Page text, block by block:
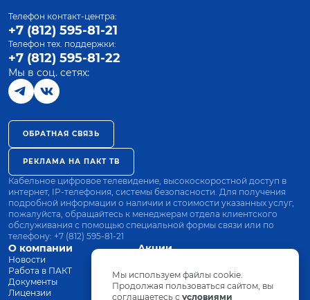
О компании
Новости
Работа в ПАКТ
Документы
Лицензии
Акции
Оплата
Оборудование
Телефон контакт-центра:
+7 (812) 595-81-21
Телефон тех. поддержки:
+7 (812) 595-81-22
Мы в соц. сетях:
ОБРАТНАЯ СВЯЗЬ
РЕКЛАМА НА ПАКТ ТВ
Кабельное цифровое телевидение, высокоскоростной доступ в
интернет, IP-телефония, системы безопасности. Для получения
подробной информации о наличии и стоимости указанных услуг,
пожалуйста, обращайтесь к менеджерам отдела клиентского
обслуживания с помощью специальной формы связи или по
телефону: +7 (812) 595-81-21
Мы используем файлы cookie.
Продолжая пользоваться сайтом, вы
соглашаетесь с условиями